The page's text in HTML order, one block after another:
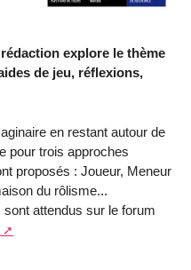
explore le thème
de jeu, réflexions,
en restant autour de
pour trois approches
proposés : Joueur, Meneur
du rôlisme...
attendus sur le forum